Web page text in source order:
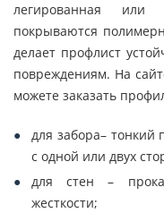
легированная или
покрываются
делает профлист
повреждениям. На
можете заказать
для забора–
с одной или двух
для стен –
жесткости;